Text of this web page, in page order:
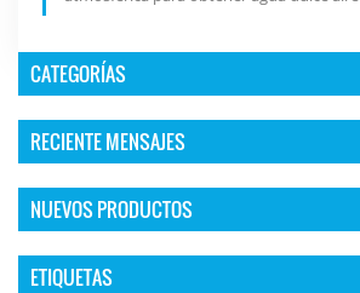
CATEGORÍAS
RECIENTE MENSAJES
NUEVOS PRODUCTOS
ETIQUETAS